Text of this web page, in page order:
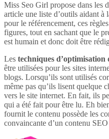
Miss Seo Girl propose dans les
article une liste d’outils aidant à
pour le référencement, ces
figures, tout en sachant que le
est humain et donc doit être
Les techniques d’optimisation
être utilisées pour les sites
blogs. Lorsqu’ils sont utilisés
même pas qu’ils lisent quelque
vers le site internet. En fait, ils
qui a été fait pour être lu. Eh
fournit le contenu possède les
convaincante d’un contenu